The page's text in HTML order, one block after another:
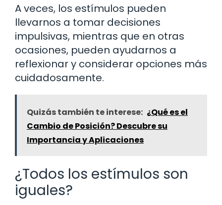
A veces, los estímulos pueden
llevarnos a tomar decisiones
impulsivas, mientras que en otras
ocasiones, pueden ayudarnos a
reflexionar y considerar opciones más
cuidadosamente.
Quizás también te interese: ¿Qué es el
Cambio de Posición? Descubre su
Importancia y Aplicaciones
¿Todos los estímulos son
iguales?